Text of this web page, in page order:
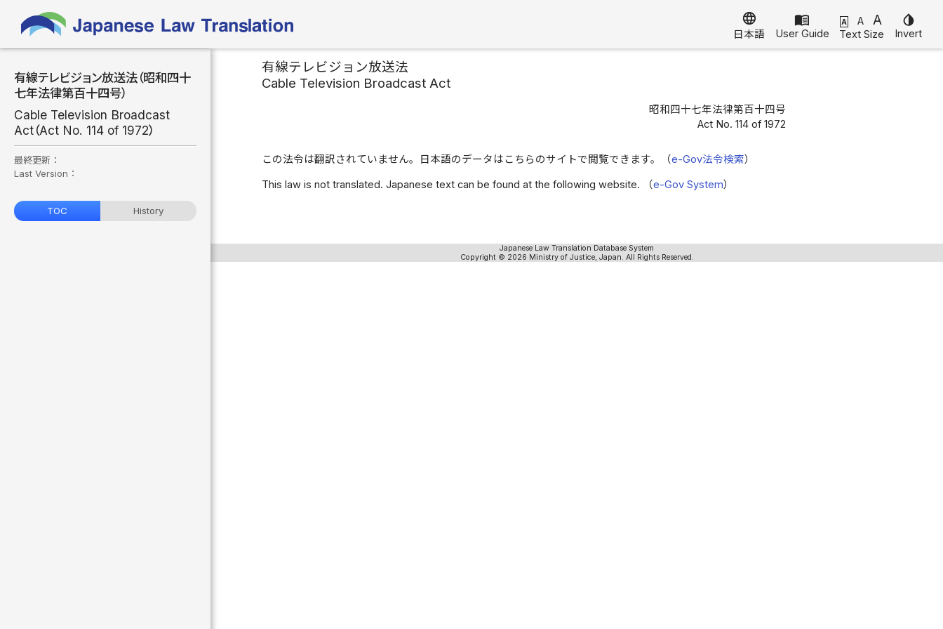
language
日本語
menu_book
User Guide
A A A
Text Size
invert_colors
Invert
有線テレビジョン放送法（昭和四十
七年法律第百十四号）
Cable Television Broadcast
Act（Act No. 114 of 1972）
最終更新：
Last Version：
TOC History
有線テレビジョン放送法
Cable Television Broadcast Act
昭和四十七年法律第百十四号
Act No. 114 of 1972
この法令は翻訳されていません。日本語のデータはこちらのサイトで閲覧できます。（e-Gov法令検索）
This law is not translated. Japanese text can be found at the following website. （e-Gov System）
Japanese Law Translation Database System
Copyright © 2026 Ministry of Justice, Japan. All Rights Reserved.